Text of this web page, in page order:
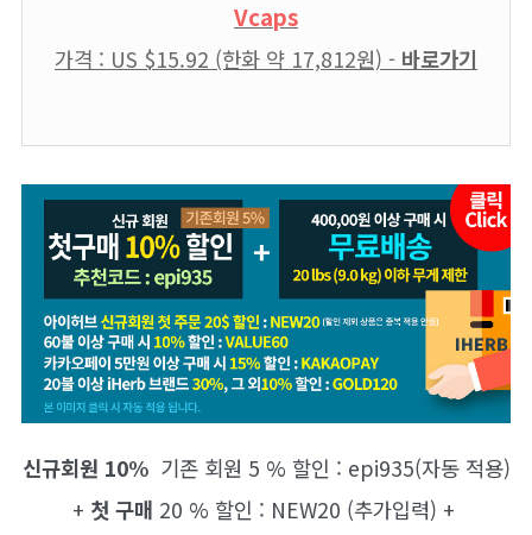
Vcaps
가격 : US $15.92 (한화 약 17,812원) - 바로가기
신규회원 10% 기존 회원 5 % 할인 : epi935(자동 적용)
+ 첫 구매 20 % 할인 : NEW20 (추가입력) +